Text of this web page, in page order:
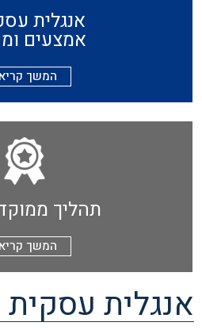
אנגלית
אמצעים
המשך
תהליך ממוקד
המשך
אנגלית עסקית